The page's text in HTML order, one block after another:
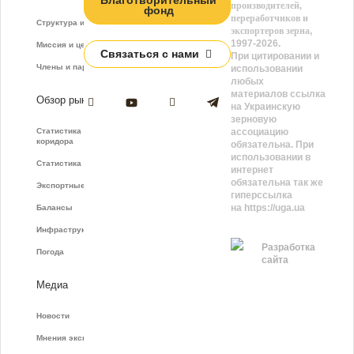
Структура и функции
Миссия и цели
Члены и партнёры
Обзор рынка
Статистика зернового
коридора
Статистика фрахта
Экспортные показатели
Балансы
Инфраструктура
Погода
Медиа
Новости
Мнения экспертов
фонд
Связаться с нами
производителей,
переработчиков и
экспортеров зерна,
1997-2026.
При цитировании и
использовании
любых
материалов ссылка
на Украинскую
зерновую
ассоциацию
обязательна. При
использовании в
интернет
обязательна так же
гиперссылка
на https://uga.ua
Разработка
сайта